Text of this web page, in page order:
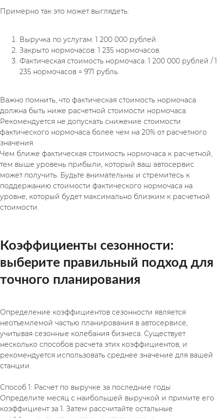
Примерно так это может выглядеть:
Выручка по услугам: 1 200 000 рублей.
Закрыто нормочасов: 1 235 нормочасов.
Фактическая стоимость нормочаса: 1 200 000 рублей / 1
235 нормочасов = 971 рубль.
Важно помнить, что фактическая стоимость нормочаса
должна быть ниже расчетной стоимости нормочаса.
Рекомендуется не допускать снижение стоимости
фактического нормочаса более чем на 20% от расчетного
значения.
Чем ближе фактическая стоимость нормочаса к расчетной,
тем выше уровень прибыли, который ваш автосервис
может получить. Будьте внимательны и стремитесь к
поддержанию стоимости фактического нормочаса на
уровне, который будет максимально близким к расчетной
стоимости.
Коэффициенты сезонности:
выберите правильный подход для
точного планирования
Определение коэффициентов сезонности является
неотъемлемой частью планирования в автосервисе,
учитывая сезонные колебания бизнеса. Существует
несколько способов расчета этих коэффициентов, и
рекомендуется использовать среднее значение для вашей
станции.
Способ 1: Расчет по выручке за последние годы
Определите месяц с наибольшей выручкой и примите его
коэффициент за 1. Затем рассчитайте остальные